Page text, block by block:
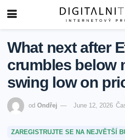
What next after
crumbles below
swing low on
od Ondřej June 12, 2026
ZAREGISTRUJTE SE NA NEJVĚTŠÍ